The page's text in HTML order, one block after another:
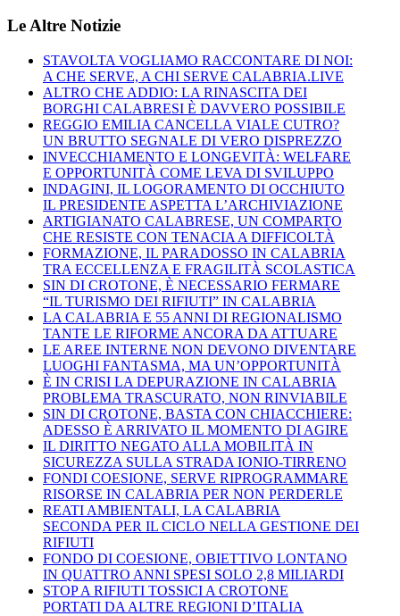
Le Altre Notizie
STAVOLTA VOGLIAMO RACCONTARE DI NOI:
A CHE SERVE, A CHI SERVE CALABRIA.LIVE
ALTRO CHE ADDIO: LA RINASCITA DEI
BORGHI CALABRESI È DAVVERO POSSIBILE
REGGIO EMILIA CANCELLA VIALE CUTRO?
UN BRUTTO SEGNALE DI VERO DISPREZZO
INVECCHIAMENTO E LONGEVITÀ: WELFARE
E OPPORTUNITÀ COME LEVA DI SVILUPPO
INDAGINI, IL LOGORAMENTO DI OCCHIUTO
IL PRESIDENTE ASPETTA L’ARCHIVIAZIONE
ARTIGIANATO CALABRESE, UN COMPARTO
CHE RESISTE CON TENACIA A DIFFICOLTÀ
FORMAZIONE, IL PARADOSSO IN CALABRIA
TRA ECCELLENZA E FRAGILITÀ SCOLASTICA
SIN DI CROTONE, È NECESSARIO FERMARE
“IL TURISMO DEI RIFIUTI” IN CALABRIA
LA CALABRIA E 55 ANNI DI REGIONALISMO
TANTE LE RIFORME ANCORA DA ATTUARE
LE AREE INTERNE NON DEVONO DIVENTARE
LUOGHI FANTASMA, MA UN’OPPORTUNITÀ
È IN CRISI LA DEPURAZIONE IN CALABRIA
PROBLEMA TRASCURATO, NON RINVIABILE
SIN DI CROTONE, BASTA CON CHIACCHIERE:
ADESSO È ARRIVATO IL MOMENTO DI AGIRE
IL DIRITTO NEGATO ALLA MOBILITÀ IN
SICUREZZA SULLA STRADA IONIO-TIRRENO
FONDI COESIONE, SERVE RIPROGRAMMARE
RISORSE IN CALABRIA PER NON PERDERLE
REATI AMBIENTALI, LA CALABRIA
SECONDA PER IL CICLO NELLA GESTIONE DEI
RIFIUTI
FONDO DI COESIONE, OBIETTIVO LONTANO
IN QUATTRO ANNI SPESI SOLO 2,8 MILIARDI
STOP A RIFIUTI TOSSICI A CROTONE
PORTATI DA ALTRE REGIONI D’ITALIA